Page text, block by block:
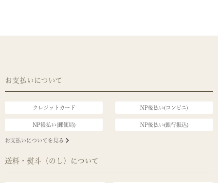
お支払いについて
クレジットカード NP後払い(コンビニ)
NP後払い(郵便局) NP後払い(銀行振込)
お支払いについてを見る
送料・熨斗（のし）について